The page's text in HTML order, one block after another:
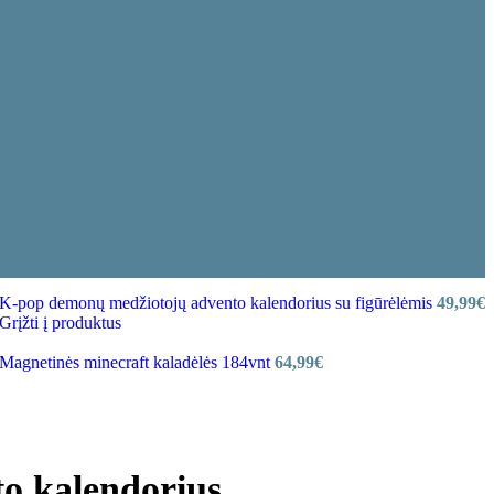
K-pop demonų medžiotojų advento kalendorius su figūrėlėmis 49,99€
Grįžti į produktus
Magnetinės minecraft kaladėlės 184vnt 64,99€